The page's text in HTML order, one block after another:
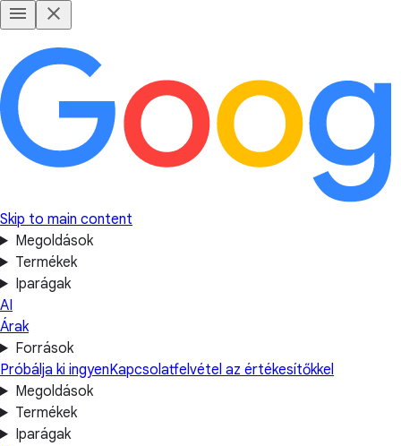
Skip to main content
Megoldások
Termékek
Iparágak
AI
Árak
Források
Próbálja ki ingyenKapcsolatfelvétel az értékesítőkkel
Megoldások
Termékek
Iparágak